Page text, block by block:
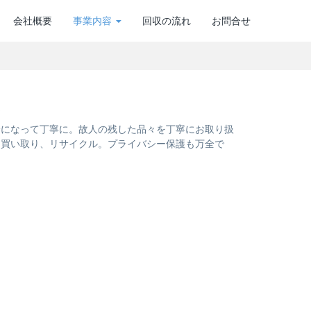
会社概要 事業内容 回収の流れ お問合せ
なって丁寧に。故人の残した品々を丁寧にお取り扱
い取り、リサイクル。プライバシー保護も万全で